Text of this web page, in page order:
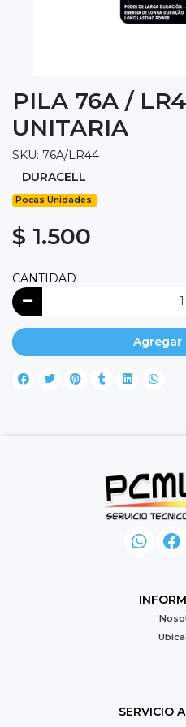
PILA 76A /
UNITARIA
SKU: 76A/LR44
DURACELL
Pocas Unidades.
$ 1.500
CANTIDAD
Agregar
SERVICIO